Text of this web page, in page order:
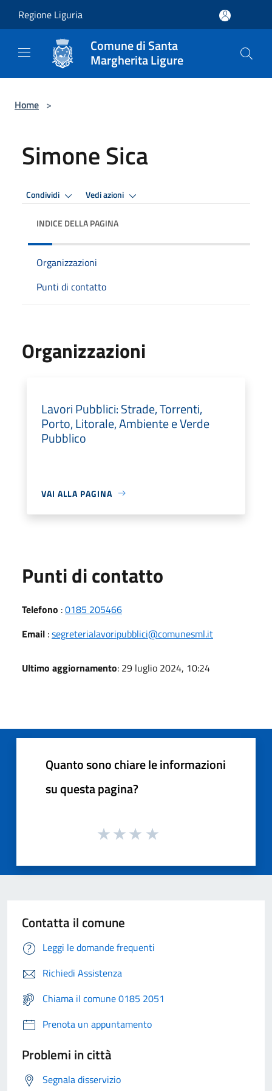
Regione Liguria
Comune di Santa
Margherita Ligure
Home >
Simone Sica
Condividi Vedi azioni
INDICE DELLA PAGINA
Organizzazioni
Punti di contatto
Organizzazioni
Lavori Pubblici: Strade, Torrenti,
Porto, Litorale, Ambiente e Verde
Pubblico
VAI ALLA PAGINA
Punti di contatto
Telefono :0185 205466
Email :segreterialavoripubblici@comunesml.it
Ultimo aggiornamento: 29 luglio 2024, 10:24
Quanto sono chiare le informazioni
su questa pagina?
Contatta il comune
Leggi le domande frequenti
Richiedi Assistenza
Chiama il comune 0185 2051
Prenota un appuntamento
Problemi in città
Segnala disservizio